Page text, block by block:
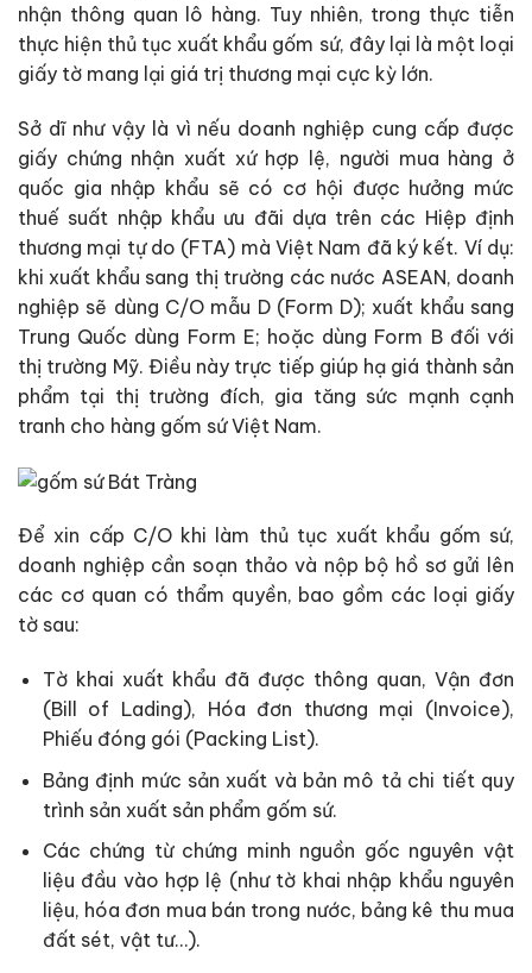
nhận thông quan lô hàng. Tuy nhiên, trong thực tiễn
thực hiện thủ tục xuất khẩu gốm sứ, đây lại là một loại
giấy tờ mang lại giá trị thương mại cực kỳ lớn.
Sở dĩ như vậy là vì nếu doanh nghiệp cung cấp được
giấy chứng nhận xuất xứ hợp lệ, người mua hàng ở
quốc gia nhập khẩu sẽ có cơ hội được hưởng mức
thuế suất nhập khẩu ưu đãi dựa trên các Hiệp định
thương mại tự do (FTA) mà Việt Nam đã ký kết. Ví dụ:
khi xuất khẩu sang thị trường các nước ASEAN, doanh
nghiệp sẽ dùng C/O mẫu D (Form D); xuất khẩu sang
Trung Quốc dùng Form E; hoặc dùng Form B đối với
thị trường Mỹ. Điều này trực tiếp giúp hạ giá thành sản
phẩm tại thị trường đích, gia tăng sức mạnh cạnh
tranh cho hàng gốm sứ Việt Nam.
Để xin cấp C/O khi làm thủ tục xuất khẩu gốm sứ,
doanh nghiệp cần soạn thảo và nộp bộ hồ sơ gửi lên
các cơ quan có thẩm quyền, bao gồm các loại giấy
tờ sau:
Tờ khai xuất khẩu đã được thông quan, Vận đơn
(Bill of Lading), Hóa đơn thương mại (Invoice),
Phiếu đóng gói (Packing List).
Bảng định mức sản xuất và bản mô tả chi tiết quy
trình sản xuất sản phẩm gốm sứ.
Các chứng từ chứng minh nguồn gốc nguyên vật
liệu đầu vào hợp lệ (như tờ khai nhập khẩu nguyên
liệu, hóa đơn mua bán trong nước, bảng kê thu mua
đất sét, vật tư…).